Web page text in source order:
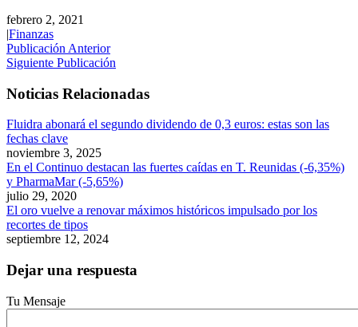
febrero 2, 2021
|Finanzas
Publicación Anterior
Siguiente Publicación
Noticias Relacionadas
Fluidra abonará el segundo dividendo de 0,3 euros: estas son las
fechas clave
noviembre 3, 2025
En el Continuo destacan las fuertes caídas en T. Reunidas (-6,35%)
y PharmaMar (-5,65%)
julio 29, 2020
El oro vuelve a renovar máximos históricos impulsado por los
recortes de tipos
septiembre 12, 2024
Dejar una respuesta
Tu Mensaje